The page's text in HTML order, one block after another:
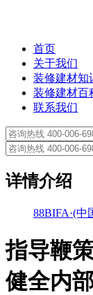
首页
关于我们
装修建材知
装修建材百
联系我们
详情介绍
88BIFA·(中
指导鞭
健全内